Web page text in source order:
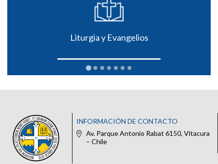
Liturgia y Evangelios
INFORMACIÓN DE CONTACTO
Av. Parque Antonio Rabat 6150, Vitacura
– Chile